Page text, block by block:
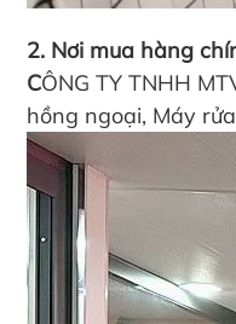
2. Nơi mua hàng
CÔNG TY TNHH
hồng ngoại, Máy